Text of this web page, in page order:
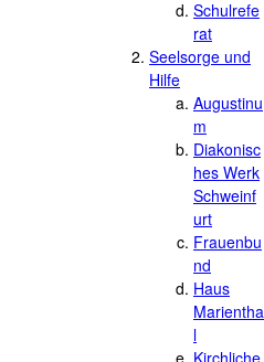
Schulrefe
rat
Seelsorge und
Hilfe
Augustinu
m
Diakonisc
hes Werk
Schweinf
urt
Frauenbu
nd
Haus
Marientha
l
Kirchliche